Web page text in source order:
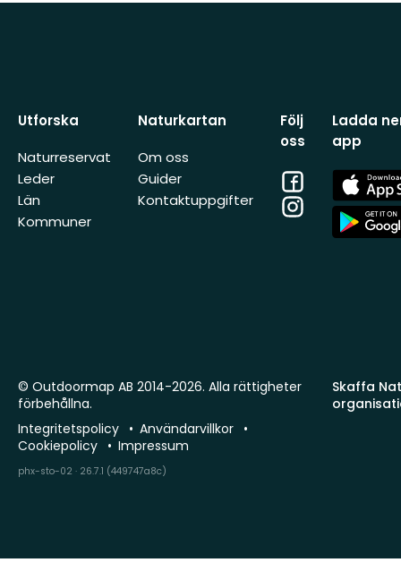
Utforska
Naturreservat
Leder
Län
Kommuner
Naturkartan
Om oss
Guider
Kontaktuppgifter
Följ
oss
Facebook
Instagram
Ladda
app
App
Store
App
Store
Skaffa
© Outdoormap AB 2014-2026. Alla rättigheter
förbehållna.
Integritetspolicy
Användarvillkor
Cookiepolicy
Impressum
phx-sto-02 · 26.7.1 (449747a8c)